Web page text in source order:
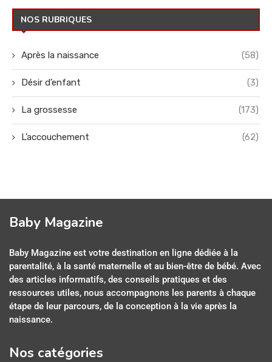
NOS RUBRIQUES
Après la naissance (58)
Désir d’enfant (3)
La grossesse (173)
L’accouchement (62)
Baby Magazine
Baby Magazine est votre destination en ligne dédiée à la
parentalité, à la santé maternelle et au bien-être de bébé. Avec
des articles informatifs, des conseils pratiques et des
ressources utiles, nous accompagnons les parents à chaque
étape de leur parcours, de la conception à la vie après la
naissance.
Nos catégories